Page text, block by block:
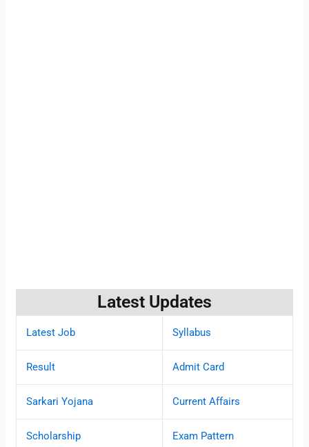
Latest Updates
Latest Job Syllabus
Result Admit Card
Sarkari Yojana Current Affairs
Scholarship Exam Pattern